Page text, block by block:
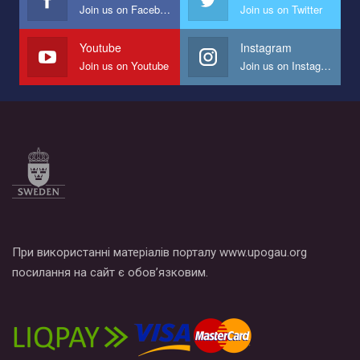
Мы просим вас поддержать нас и помочь нам реализовать
наш план по борьбе с насилием и дискриминацией на почве
СОГИ в Украине.
Все, что вам нужно сделать - это зайти на наш канал YouTube
по этой ссылке и поставить лайк под видео.
Join us on Facebook Join us on Twitter
Youtube
Join us on Youtube
Instagram
Join us on Instagram
При використанні матеріалів порталу www.upogau.org
посилання на сайт є обов’язковим.